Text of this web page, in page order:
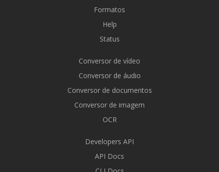
Formatos
Help
Status
Conversor de vídeo
Conversor de áudio
Conversor de documentos
Conversor de imagem
OCR
Developers API
API Docs